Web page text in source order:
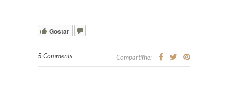
Gostar
5 Comments Compartilhe: